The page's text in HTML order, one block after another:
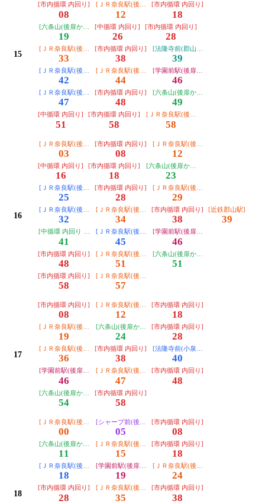
15
[市内循環 内回り]
08
[ＪＲ奈良駅(後扉から)]
12
[市内循環 内回り]
18
[六条山(後扉から)]
19
[中循環 内回り]
26
[市内循環 内回り]
28
[ＪＲ奈良駅(後扉から)]
33
[市内循環 内回り]
38
[法隆寺前(郡山総合庁舎経由)]
39
[ＪＲ奈良駅(後扉から・運転日注意)]
42
[ＪＲ奈良駅(後扉から)]
44
[学園前駅(後扉から)]
46
[ＪＲ奈良駅(後扉から・運転日注意)]
47
[市内循環 内回り]
48
[六条山(後扉から)]
49
[中循環 内回り]
51
[市内循環 内回り]
58
[ＪＲ奈良駅(後扉から)]
58
16
[ＪＲ奈良駅(後扉から)]
03
[市内循環 内回り]
08
[ＪＲ奈良駅(後扉から)]
12
[中循環 内回り]
16
[市内循環 内回り]
18
[六条山(後扉から)]
23
[ＪＲ奈良駅(後扉から・運転日注意)]
25
[市内循環 内回り]
28
[ＪＲ奈良駅(後扉から)]
29
[ＪＲ奈良駅(後扉から・運転日注意)]
32
[ＪＲ奈良駅(後扉から)]
34
[市内循環 内回り]
38
[近鉄郡山駅]
39
[中循環 内回り 近鉄奈良駅止]
41
[ＪＲ奈良駅(後扉から・運転日注意)]
45
[学園前駅(後扉から)]
46
[市内循環 内回り]
48
[ＪＲ奈良駅(後扉から)]
51
[六条山(後扉から)]
51
[市内循環 内回り]
58
[ＪＲ奈良駅(後扉から)]
57
17
[市内循環 内回り]
08
[ＪＲ奈良駅(後扉から)]
12
[市内循環 内回り]
18
[ＪＲ奈良駅(後扉から)]
19
[六条山(後扉から)]
24
[市内循環 内回り]
28
[ＪＲ奈良駅(後扉から)]
36
[市内循環 内回り]
38
[法隆寺前(小泉経由)]
40
[学園前駅(後扉から)]
46
[ＪＲ奈良駅(後扉から)]
47
[市内循環 内回り]
48
[六条山(後扉から)]
54
[市内循環 内回り]
58
18
[ＪＲ奈良駅(後扉から)]
00
[シャープ前(後扉から)]
05
[市内循環 内回り]
08
[六条山(後扉から)]
11
[ＪＲ奈良駅(後扉から)]
15
[市内循環 内回り]
18
[ＪＲ奈良駅(後扉から・運転日注意)]
18
[学園前駅(後扉から)]
19
[ＪＲ奈良駅(後扉から)]
24
[市内循環 内回り]
28
[ＪＲ奈良駅(後扉から)]
35
[市内循環 内回り]
38